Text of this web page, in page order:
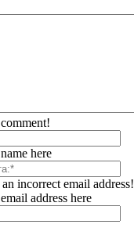
here
incorrect email address!
address here